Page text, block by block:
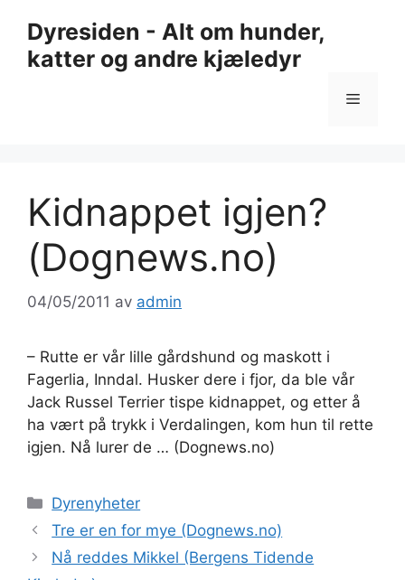
innhold
Dyresiden - Alt om hunder,
katter og andre kjæledyr
Meny
Kidnappet igjen?
(Dognews.no)
04/05/2011 av admin
– Rutte er vår lille gårdshund og maskott i
Fagerlia, Inndal. Husker dere i fjor, da ble vår
Jack Russel Terrier tispe kidnappet, og etter å
ha vært på trykk i Verdalingen, kom hun til rette
igjen. Nå lurer de … (Dognews.no)
Kategorier
Dyrenyheter
Tre er en for mye (Dognews.no)
Nå reddes Mikkel (Bergens Tidende